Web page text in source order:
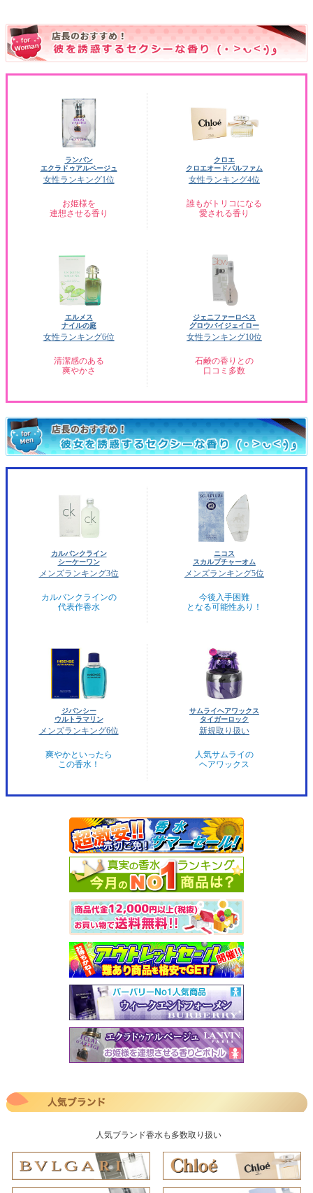
ランバン
エクラドゥアルページュ
女性ランキング1位
お姫様を
連想させる香り
クロエ
クロエオードパルファム
女性ランキング4位
誰もがトリコになる
愛される香り
エルメス
ナイルの庭
女性ランキング6位
清潔感のある
爽やかさ
ジェニファーロペス
グロウバイジェイロー
女性ランキング10位
石鹸の香りとの
口コミ多数
カルバンクライン
シーケーワン
メンズランキング3位
カルバンクラインの
代表作香水
ニコス
スカルプチャーオム
メンズランキング5位
今後入手困難
となる可能性あり！
ジバンシー
ウルトラマリン
メンズランキング6位
爽やかといったら
この香水！
サムライヘアワックス
タイガーロック
新規取り扱い
人気サムライの
ヘアワックス
人気ブランド香水も多数取り扱い